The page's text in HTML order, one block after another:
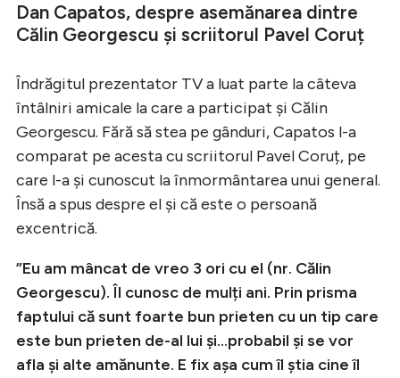
Dan Capatos, despre asemănarea dintre
Călin Georgescu și scriitorul Pavel Coruț
Îndrăgitul prezentator TV a luat parte la câteva
întâlniri amicale la care a participat și Călin
Georgescu. Fără să stea pe gânduri, Capatos l-a
comparat pe acesta cu scriitorul Pavel Coruț, pe
care l-a și cunoscut la înmormântarea unui general.
Însă a spus despre el și că este o persoană
excentrică.
”Eu am mâncat de vreo 3 ori cu el (nr. Călin
Georgescu). Îl cunosc de mulți ani. Prin prisma
faptului că sunt foarte bun prieten cu un tip care
este bun prieten de-al lui și…probabil și se vor
afla și alte amănunte. E fix așa cum îl știa cine îl